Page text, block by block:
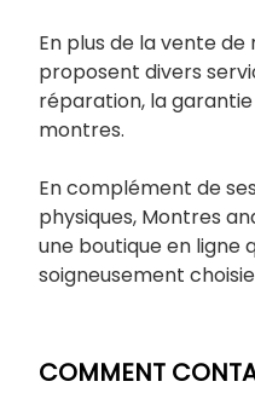
En plus de la vente
proposent divers
réparation, la
montres.
En complément de
physiques, Montres
une boutique en ligne
soigneusement
COMMENT